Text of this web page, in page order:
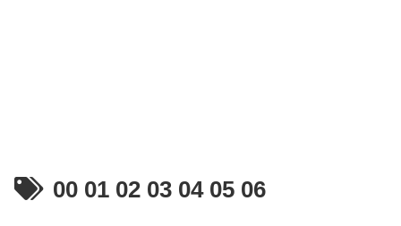
00 01 02 03 04 05 06